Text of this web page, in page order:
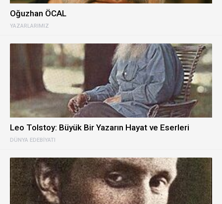
YAZARLARIMIZ
Oğuzhan ÖCAL
DÜNYA EDEBIYATI
Leo Tolstoy: Büyük Bir Yazarın Hayat ve Eserleri